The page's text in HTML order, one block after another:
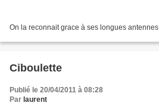
On la reconnait grace à ses longues antennes
Ciboulette
Publié le 20/04/2011 à 08:28
Par laurent